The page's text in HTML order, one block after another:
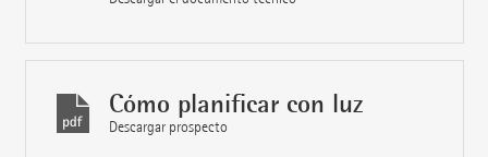
Cómo planificar con luz
Descargar prospecto